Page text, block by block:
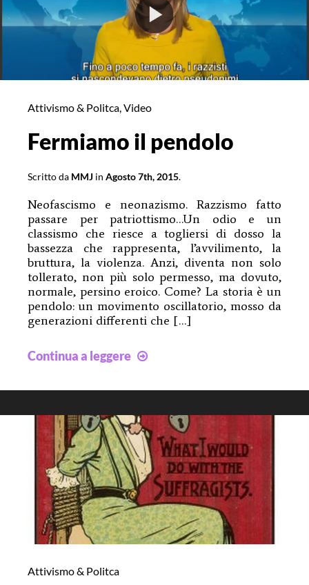
Attivismo & Politca,Video
Fermiamo il pendolo
Scritto da MMJ in Agosto 7th, 2015.
Neofascismo e neonazismo. Razzismo fatto
passare per patriottismo…Un odio e un
classismo che riesce a togliersi di dosso la
bassezza che rappresenta, l’avvilimento, la
bruttura, la violenza. Anzi, diventa non solo
tollerato, non più solo permesso, ma dovuto,
normale, persino eroico. Come? La storia è un
pendolo: un movimento oscillatorio, mosso da
generazioni differenti che […]
Continua a leggere
pendolo
Attivismo & Politca